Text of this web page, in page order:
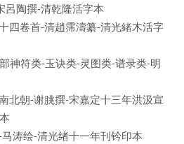
呂陶撰-清乾隆活字本
四卷首-清趙霈濤纂-清光緒木活字
神符类-玉诀类-灵图类-谱录类-明
北朝-谢朓撰-宋嘉定十三年洪汲宣
涛绘-清光绪十一年刊钤印本